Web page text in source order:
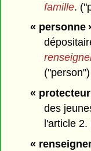
famille.
« personne
("person")
«
des
l'article
«